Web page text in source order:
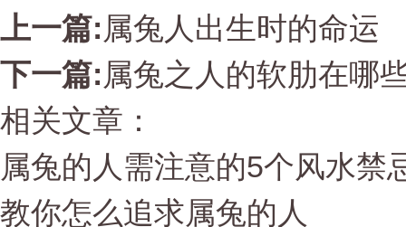
上一篇: 属兔人出生时的命运
下一篇: 属兔之人的软肋在哪
相关文章：
属兔的人需注意的5个风水禁
教你怎么追求属兔的人